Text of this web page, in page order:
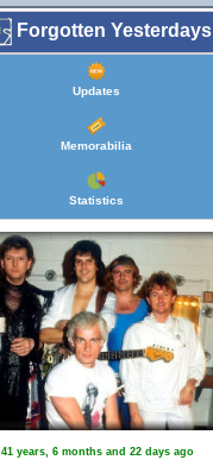
Forgotten Yesterdays
Updates
Memorabilia
Statistics
41 years, 6 months and 22 days ago